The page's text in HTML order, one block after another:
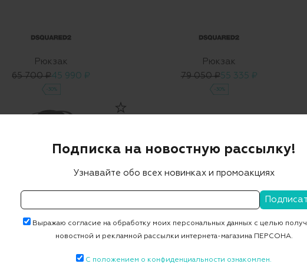
Рюкзак
65 700 ₽45 990 ₽
-30%
Рюкзак
79 050 ₽ 55 335 ₽
-30%
Подписка на новостную рассылку!
Узнавайте обо всех новинках и промоакциях
Выражаю согласие на обработку моих персональных данных с целью
новостной и рекламной рассылки интернета-магазина ПЕРСОНА.
С положением о конфиденциальности ознакомлен.